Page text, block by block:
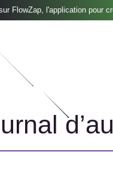
FlowZap, l'application pour